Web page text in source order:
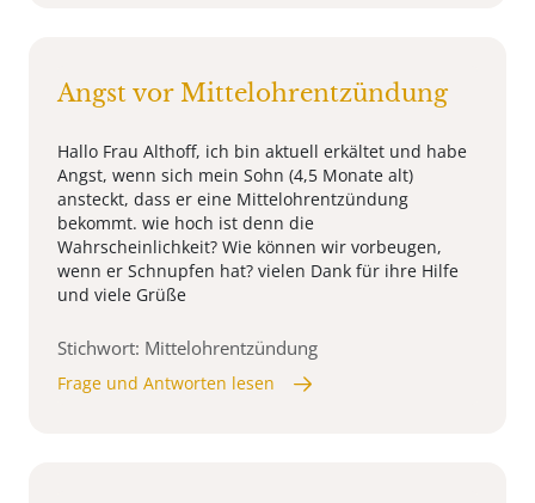
Angst vor Mittelohrentzündung
Hallo Frau Althoff, ich bin aktuell erkältet und habe
Angst, wenn sich mein Sohn (4,5 Monate alt)
ansteckt, dass er eine Mittelohrentzündung
bekommt. wie hoch ist denn die
Wahrscheinlichkeit? Wie können wir vorbeugen,
wenn er Schnupfen hat? vielen Dank für ihre Hilfe
und viele Grüße
Stichwort: Mittelohrentzündung
Frage und Antworten lesen